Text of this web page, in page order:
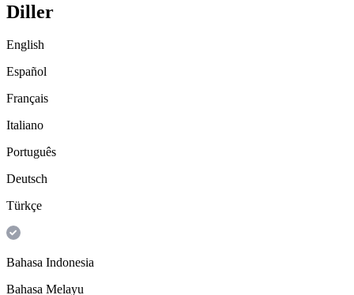
Diller
English
Español
Français
Italiano
Português
Deutsch
Türkçe
Bahasa Indonesia
Bahasa Melayu